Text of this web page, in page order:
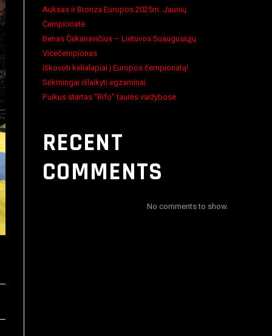
Auksas ir Bronza Europos 2025m. Jaunių
Čempionate
Benas Čekanavičius – Lietuvos Suaugusiųjų
Vicečempionas
Iškovoti kelialapiai į Europos čempionatą!
Sėkmingai išlaikyti egzaminai
Puikus startas “Rifo” taurės varžybose
RECENT
COMMENTS
No comments to show.